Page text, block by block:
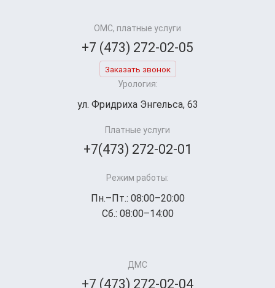
ОМС, платные услуги
+7 (473) 272-02-05
Заказать звонок
Урология:
ул. Фридриха Энгельса, 63
Платные услуги
+7(473) 272-02-01
Режим работы:
Пн.–Пт.: 08:00–20:00
Сб.: 08:00–14:00
ДМС
+7 (473) 272-02-04